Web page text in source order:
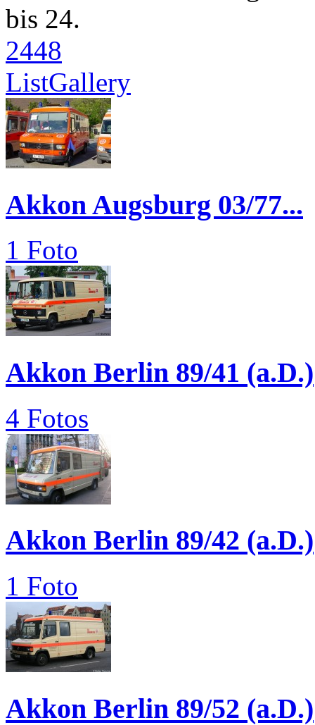
bis 24.
2448
ListGallery
Akkon Augsburg 03/77...
1 Foto
Akkon Berlin 89/41 (a.D.)
4 Fotos
Akkon Berlin 89/42 (a.D.)
1 Foto
Akkon Berlin 89/52 (a.D.)